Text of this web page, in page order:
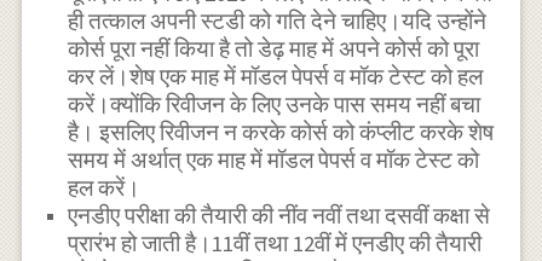
ही तत्काल अपनी स्टडी को गति देने चाहिए।यदि उन्होंने
कोर्स पूरा नहीं किया है तो डेढ़ माह में अपने कोर्स को पूरा
कर लें।शेष एक माह में मॉडल पेपर्स व मॉक टेस्ट को हल
करें।क्योंकि रिवीजन के लिए उनके पास समय नहीं बचा
है। इसलिए रिवीजन न करके कोर्स को कंप्लीट करके शेष
समय में अर्थात् एक माह में मॉडल पेपर्स व मॉक टेस्ट को
हल करें।
एनडीए परीक्षा की तैयारी की नींव नवीं तथा दसवीं कक्षा से
प्रारंभ हो जाती है।11वीं तथा 12वीं में एनडीए की तैयारी